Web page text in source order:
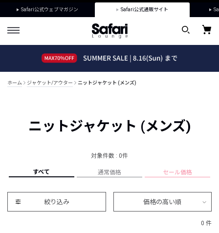
Safari公式ウェブマガジン Safari公式通販サイト
ホーム ジャケット/アウター ニットジャケット (メンズ)
ニットジャケット (メンズ)
対象件数 : 0件
すべて 通常価格 セール価格
絞り込み 価格の高い順
0 件